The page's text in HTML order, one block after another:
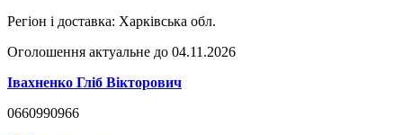
Регіон і доставка: Харківська обл.
Оголошення актуальне до 04.11.2026
Івахненко Гліб Вікторович
0660990966